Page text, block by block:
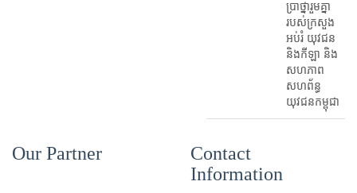
ប្រាថ្នារួមគ្នា
របស់ក្រសួង
អប់រំ​ យុវជន
និងកីឡា និង
សហភាព
សហព័ន្ធ
យុវជនកម្ពុជា
Our Partner
Contact
Information